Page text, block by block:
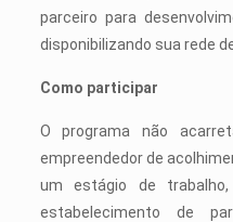
parceiro para
disponibilizando sua rede
Como participar
O programa não
empreendedor de
um estágio de
estabelecimento de